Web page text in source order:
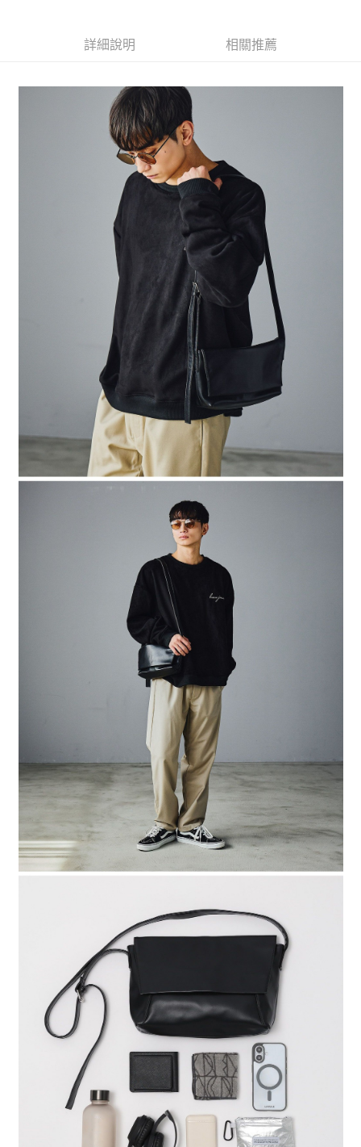
3.實際核准額度、可分期數及費用金額請依後續交易確認頁面所載為準。
4.訂單成立30分鐘內，如未前往確認交易或遇審核未通過，訂單將自動取
1.分期款項不併入電信帳單，「大哥付你分期」於每月結算日後寄送繳費提
2.透過簡訊連結打開帳單後，可選擇「超商條碼／台灣大直營門市／銀行轉
帳／街口支付／iPASS MONEY」等通路繳費。
1.本服務係由「台灣大哥大股份有限公司」（以下簡稱本公司）所提供，讓
用戶於交易時，得透過本服務購買商品或服務，並由商店將買賣／分期付款
買賣價金債權讓與本公司後，依約使用本公司帳單繳交帳款。
2.基於同意付款使用「大哥付你分期」之契約關係目的，商店將以您的個人
資料（包含姓名、電話或地址）提供予台灣大哥大進項蒐集、處理及利用，
由本公司與您本人進行分期帳單所需資料之確認、核對及更正。
3.完整用戶服務條款，請詳閱以下連結：
https://oppay.tw/userRule
３．安心：先確認商品／服務後，再付款。
【「AFTEE先享後付」結帳流程】
１．於結帳方式選擇「AFTEE先享後付」後，將跳轉至「AFTEE先享後付」
結帳頁面，進行簡訊認證並確認金額後，即可完成結帳。
２．訂單成立數日內，您將收到繳費通知簡訊。
３．收到繳費通知簡訊後14天內，點擊此簡訊中的連結，可透過四大超商／
ATM／網路銀行／等多元方式進行付款，方視為交易完成。
※ 請注意：結帳手續完成當下不需立刻繳費，但若您需要取消訂單，請聯絡
購買商品的店家。未經商家同意取消之訂單仍視為有效，需透過AFTEE先享
※ 交易是否成功請以「AFTEE先享後付 」之結帳頁面顯示為準，若有關於
是否繳費成功／繳費後需取消欲退款等相關疑問，請聯繫「AFTEE先享後付
https://netprotections.freshdesk.com/support/home
１．透過由恩沛科技股份有限公司提供之「AFTEE先享後付」服務完成之交
易，需依本服務之必要範圍內提供個人資料，並將交易相關給付款項請求債
權轉讓予恩沛科技股份有限公司。
２．關於個人資料處理事宜，請瀏覽以下網址：
https://aftee.tw/terms/#terms3
３．未成年的使用者請事先徵得法定代理人或監護人之同意方可使用
「AFTEE先享後付」，若未經同意申辦者引起之損失，本公司不負相關責
４．使用「AFTEE先享後付」時，將依據個別帳號之用戶狀況，依本公司即
時審查核予不同之上限額度；若仍有額度不足之情形，本公司將視審查結果
請求用戶進行身份認證。
５．嚴禁一人註冊多個帳號或使用他人資訊註冊。若發現惡意使用之情形，
恩沛科技股份有限公司將有權停止該用戶之使用額度並採取法律行動。
每筆NT$80，滿NT$1,500(含以上)免運費
每筆NT$80，滿NT$1,500(含以上)免運費
每筆NT$80，滿NT$1,500(含以上)免運費
每筆NT$80，滿NT$1,500(含以上)免運費
每筆NT$80，滿NT$1,500(含以上)免運費
詳細說明 相關推薦